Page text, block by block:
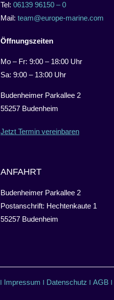
Tel: 06139 96150 – 0
Mail: team@europe-marine.com
Öffnungszeiten
Mo – Fr: 9:00 – 18:00 Uhr
Sa: 9:00 – 13:00 Uhr
Budenheimer Parkallee 2
55257 Budenheim
Jetzt Termin vereinbaren
ANFAHRT
Budenheimer Parkallee 2
Postanschrift: Hechtenkaute 1
55257 Budenheim
I Impressum I Datenschutz I AGBI